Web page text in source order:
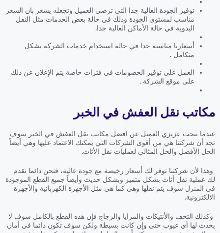
توفير الجودة العالية جدا التي ترضي العميل وتجعله يشعر بان السعر
مناسب لمستوى الجودة وذلك في حالة بعض الخدمات مثل النقل
اليدوية في حالة الأماكن العالية جدا.
أسعارنا مناسبة جدا في حالة استخدام خدمات الشركة بشكل
متكامل .
العمل على توفير الخصومات في فترات خاصة يتم الإعلان عن ذلك
على موقع الشركة .
مكاتب نقل العفش في الخبر
عندما تبحث عزيزي العميل عن افضل مكاتب نقل العفش في الخبر سوف
تجد أن شركتنا هي من أقوى الشركات التي يمكنك الاعتماد عليها وهي أيضاً
الحل الأفضل والحل المثالي لعمليات نقل الأثاث.
وهذا لأن شركتنا توفر لك أسعار رخيصة مع جودة عالية، فنحن دائما نقدم
لك عملية نقل أثاث بشكل متميز وبشكل حديث وأيضاً جميع القطع الموجودة
في المنزل سوف يتم نقلها وهي كما هي مثل الأجهزة الكهربائية والأجهزة
الالكترونية.
وكذلك التحف والأنتيكات والمرايا والزجاج فإن هذه القطع بالكامل سوف لا
يحدث لها أي عيوب حتى وإن كانت بسيطة ولكن سوف تكون دائما في أمان